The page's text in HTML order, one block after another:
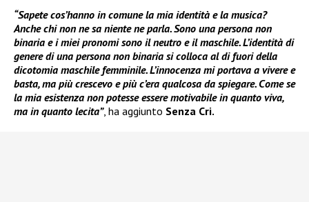
“Sapete cos’hanno in comune la mia identità e la musica?
Anche chi non ne sa niente ne parla. Sono una persona non
binaria e i miei pronomi sono il neutro e il maschile. L’identità di
genere di una persona non binaria si colloca al di fuori della
dicotomia maschile femminile. L’innocenza mi portava a vivere e
basta, ma più crescevo e più c’era qualcosa da spiegare. Come se
la mia esistenza non potesse essere motivabile in quanto viva,
ma in quanto lecita”, ha aggiunto Senza Cri.